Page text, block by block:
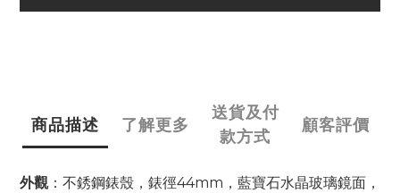
商品描述 了解更多
送貨及付
款方式
顧客評價
外觀：不銹鋼錶殼，錶徑44mm，藍寶石水晶玻璃鏡面，